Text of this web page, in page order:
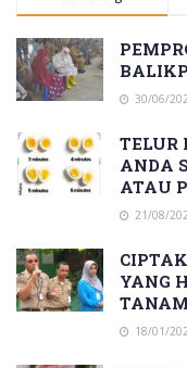
30/06/
TELUR
ANDA
ATAU
21/08/
YANG
18/01/